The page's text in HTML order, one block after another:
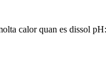
calor quan es dissol